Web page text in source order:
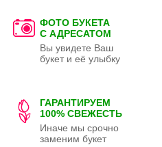
ФОТО БУКЕТА
С АДРЕСАТОМ
Вы увидете Ваш
букет и её улыбку
ГАРАНТИРУЕМ
100% СВЕЖЕСТЬ
Иначе мы срочно
заменим букет